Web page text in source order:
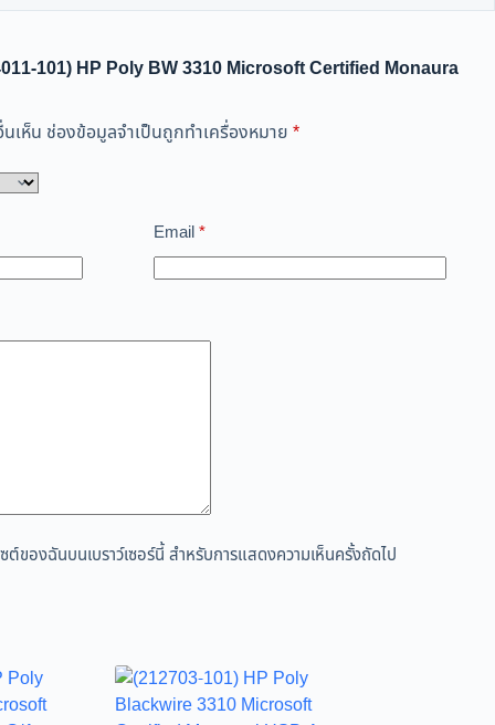
101) HP Poly BW 3310 Microsoft Certified Monaura
เห็น ช่องข้อมูลจำเป็นถูกทำเครื่องหมาย *
Email*
ต์ของฉันบนเบราว์เซอร์นี้ สำหรับการแสดงความเห็นครั้งถัดไป